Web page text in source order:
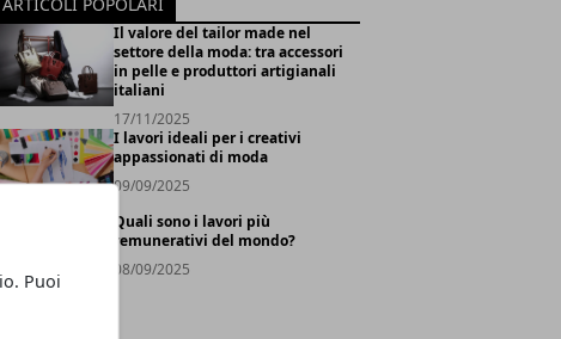
Puoi
Il valore del tailor made nel
settore della moda: tra accessori
in pelle e produttori artigianali
italiani
17/11/2025
I lavori ideali per i creativi
appassionati di moda
09/09/2025
Quali sono i lavori più
remunerativi del mondo?
08/09/2025